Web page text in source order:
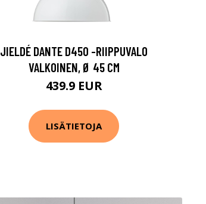
JIELDÉ DANTE D450 -RIIPPUVALO
VALKOINEN, Ø 45 CM
439.9 EUR
LISÄTIETOJA